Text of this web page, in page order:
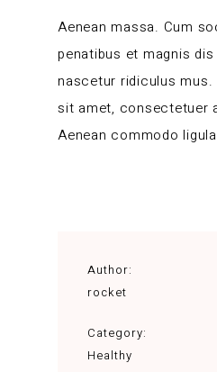
Aenean massa. Cum
penatibus et magnis
nascetur ridiculus
sit amet, consectetuer
Aenean commodo
Author:
rocket
Category:
Healthy